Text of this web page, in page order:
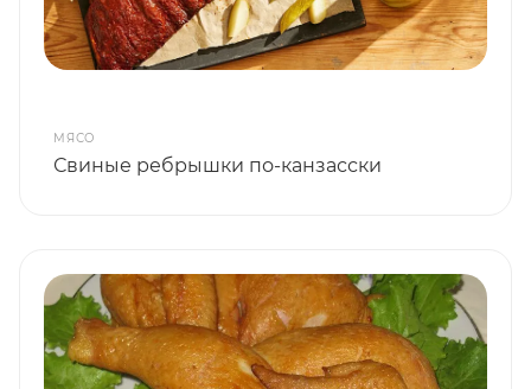
МЯСО
Свиные ребрышки по-канзасски